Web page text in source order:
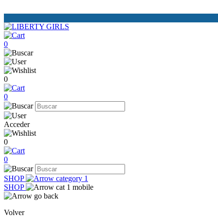
0
0
0
Acceder
0
0
SHOP
SHOP
Volver